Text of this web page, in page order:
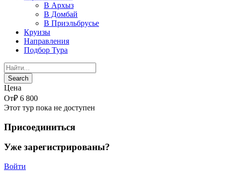
В Архыз
В Домбай
В Приэльбрусье
Круизы
Направления
Подбор Тура
Цена
От₽ 6 800
Этот тур пока не доступен
Присоединиться
Уже зарегистрированы?
Войти